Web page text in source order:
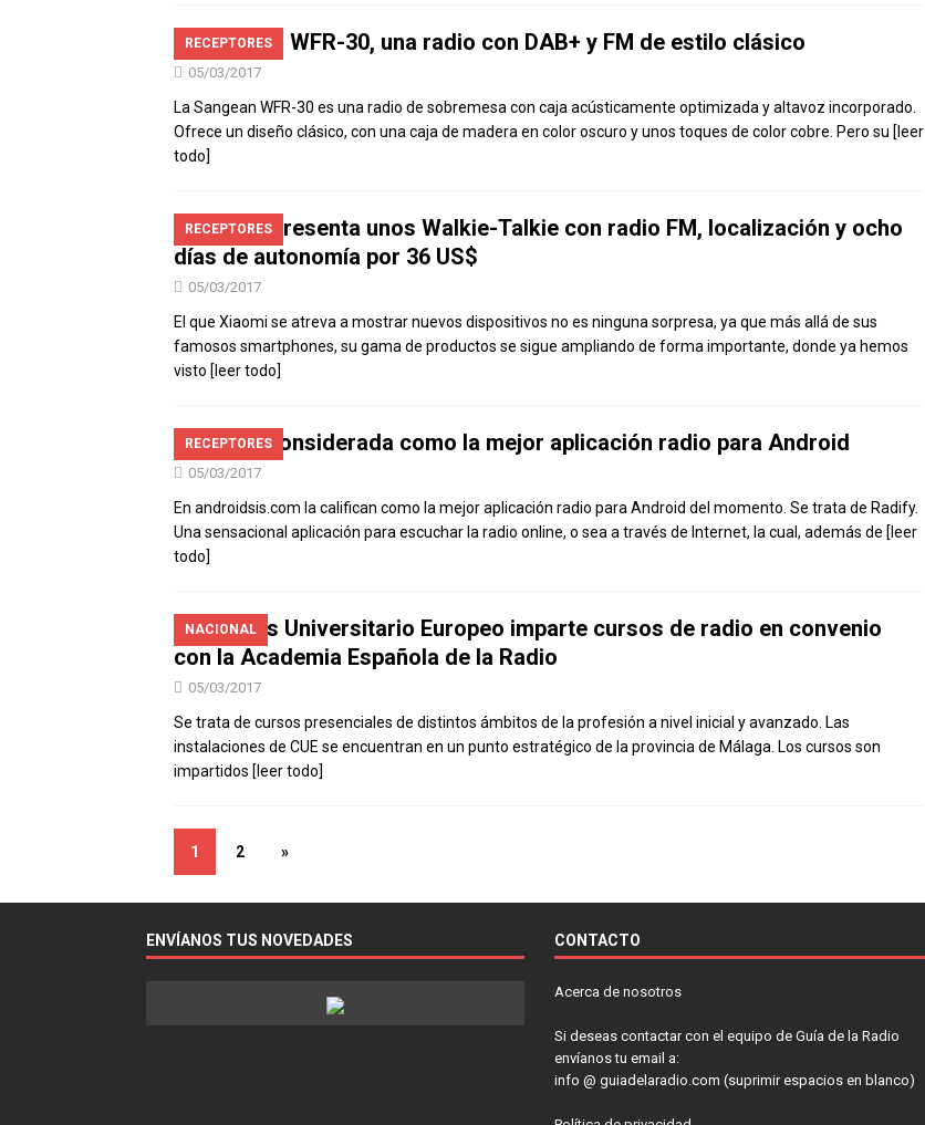
RECEPTORES
Sangean WFR-30, una radio con DAB+ y FM de estilo clásico
05/03/2017
La Sangean WFR-30 es una radio de sobremesa con caja acústicamente optimizada y altavoz incorporado.
Ofrece un diseño clásico, con una caja de madera en color oscuro y unos toques de color cobre. Pero su [leer
todo]
RECEPTORES
Xiaomi presenta unos Walkie-Talkie con radio FM, localización y ocho
días de autonomía por 36 US$
05/03/2017
El que Xiaomi se atreva a mostrar nuevos dispositivos no es ninguna sorpresa, ya que más allá de sus
famosos smartphones, su gama de productos se sigue ampliando de forma importante, donde ya hemos
visto [leer todo]
RECEPTORES
Radify considerada como la mejor aplicación radio para Android
05/03/2017
En androidsis.com la califican como la mejor aplicación radio para Android del momento. Se trata de Radify.
Una sensacional aplicación para escuchar la radio online, o sea a través de Internet, la cual, además de [leer
todo]
NACIONAL
Campus Universitario Europeo imparte cursos de radio en convenio
con la Academia Española de la Radio
05/03/2017
Se trata de cursos presenciales de distintos ámbitos de la profesión a nivel inicial y avanzado. Las
instalaciones de CUE se encuentran en un punto estratégico de la provincia de Málaga. Los cursos son
impartidos [leer todo]
1 2 »
ENVÍANOS TUS NOVEDADES CONTACTO
Acerca de nosotros
Si deseas contactar con el equipo de Guía de la Radio
envíanos tu email a:
info @ guiadelaradio.com (suprimir espacios en blanco)